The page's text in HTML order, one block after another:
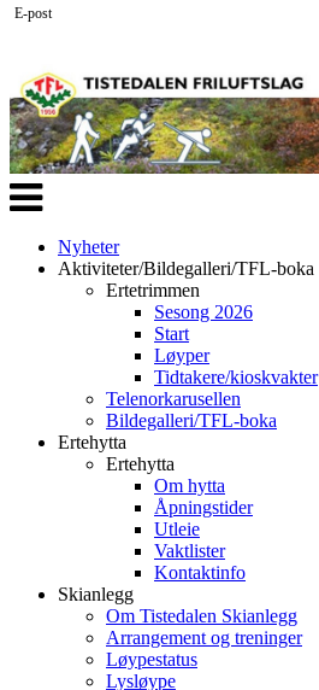
Veksle
navigasjon
Nyheter
Aktiviteter/Bildegalleri/TFL-boka
Ertetrimmen
Sesong 2026
Start
Løyper
Tidtakere/kioskvakter
Telenorkarusellen
Bildegalleri/TFL-boka
Ertehytta
Ertehytta
Om hytta
Åpningstider
Utleie
Vaktlister
Kontaktinfo
Skianlegg
Om Tistedalen Skianlegg
Arrangement og treninger
Løypestatus
Lysløype
E-post